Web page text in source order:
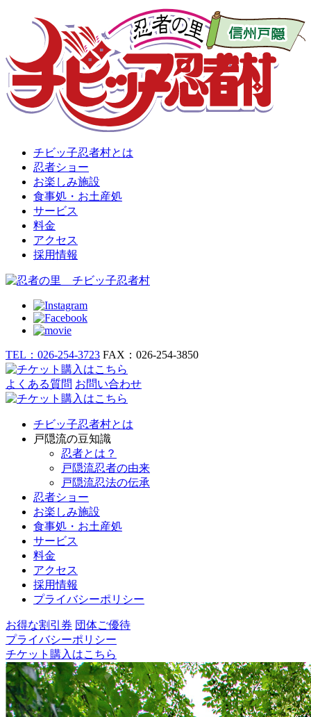
チビッ子忍者村とは
忍者ショー
お楽しみ施設
食事処・お土産処
サービス
料金
アクセス
採用情報
TEL：026-254-3723 FAX：026-254-3850
よくある質問 お問い合わせ
チビッ子忍者村とは
戸隠流の豆知識
忍者とは？
戸隠流忍者の由来
戸隠流忍法の伝承
忍者ショー
お楽しみ施設
食事処・お土産処
サービス
料金
アクセス
採用情報
プライバシーポリシー
お得な割引券 団体ご優待
プライバシーポリシー
チケット購入はこちら